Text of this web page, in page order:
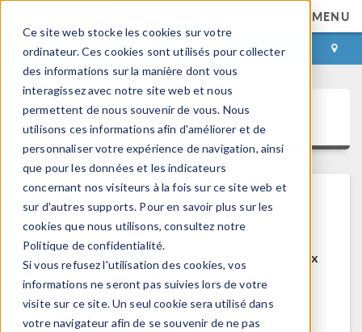
Ce site web stocke les cookies sur votre
ordinateur. Ces cookies sont utilisés pour collecter
des informations sur la manière dont vous
interagissez avec notre site web et nous
permettent de nous souvenir de vous. Nous
utilisons ces informations afin d'améliorer et de
personnaliser votre expérience de navigation, ainsi
que pour les données et les indicateurs
concernant nos visiteurs à la fois sur ce site web et
sur d'autres supports. Pour en savoir plus sur les
cookies que nous utilisons, consultez notre
Politique de confidentialité.
Si vous refusez l'utilisation des cookies, vos
informations ne seront pas suivies lors de votre
visite sur ce site. Un seul cookie sera utilisé dans
votre navigateur afin de se souvenir de ne pas
MENU
CONNEXION CONTACT
COMSOL Access
Bienvenue sur COMSOL Access
COMSOL Access est un service disponible aux
utilisateurs et contacts.
Bénéfices: